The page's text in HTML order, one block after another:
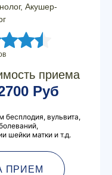
Акушер-
приема
Руб
бесплодия, вульвита,
шейки матки и т.д.
ПРИЕМ